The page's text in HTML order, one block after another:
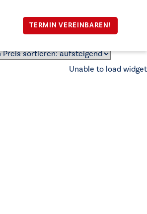
TERMIN VEREINBAREN!
Unable to load widget